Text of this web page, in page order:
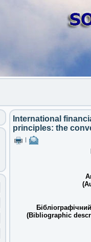
International
principles: the
(Bibliographic